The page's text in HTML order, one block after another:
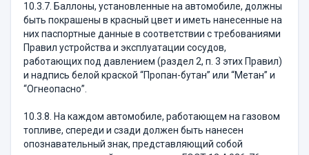
10.3.7. Баллоны, установленные на автомобиле, долж­ны
быть покрашены в красный цвет и иметь на­несенные на
них паспортные данные в соответствии с требованиями
Правил устройства и эксплуатации сосудов,
работающих под давлением (раздел 2, п. 3 этих Правил)
и надпись белой краской “Пропан-бу­тан” или “Метан” и
“Огнеопасно”.
10.3.8. На каждом автомобиле, работающем на газовом
топливе, спереди и сзади должен быть нане­сен
опознавательный знак, представляющий собой